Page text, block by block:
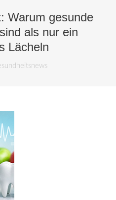
Warum gesunde
als nur ein
Lächeln